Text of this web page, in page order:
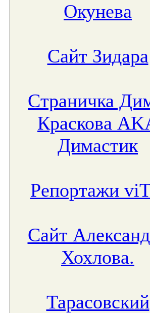
Окунева
Сайт Зидара
Страничка
Краскова
Димастик
Репортажи
Сайт
Хохлова.
Тарасовский